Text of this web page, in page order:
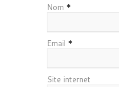
Nom *
Email *
Site internet